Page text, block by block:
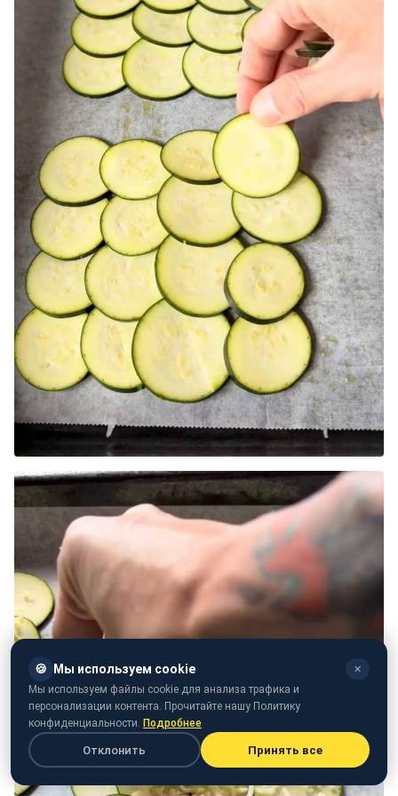
🍪 Мы используем cookie ✕
Мы используем файлы cookie для анализа трафика и
персонализации контента. Прочитайте нашу Политику
конфиденциальности. Подробнее
Отклонить Принять все